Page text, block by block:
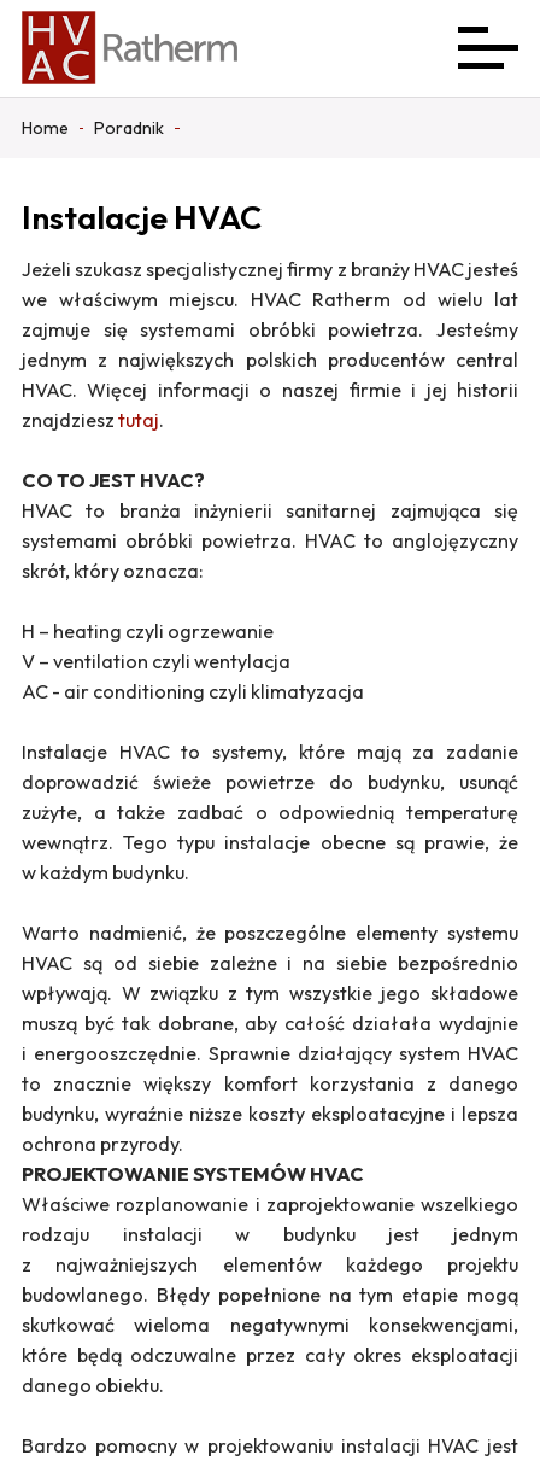
Home Poradnik
Instalacje HVAC
Jeżeli szukasz specjalistycznej firmy z branży HVAC jesteś
we właściwym miejscu. HVAC Ratherm od wielu lat
zajmuje się systemami obróbki powietrza. Jesteśmy
jednym z największych polskich producentów central
HVAC. Więcej informacji o naszej firmie i jej historii
znajdziesz tutaj.
CO TO JEST HVAC?
HVAC to branża inżynierii sanitarnej zajmująca się
systemami obróbki powietrza. HVAC to anglojęzyczny
skrót, który oznacza:
H – heating czyli ogrzewanie
V – ventilation czyli wentylacja
AC - air conditioning czyli klimatyzacja
Instalacje HVAC to systemy, które mają za zadanie
doprowadzić świeże powietrze do budynku, usunąć
zużyte, a także zadbać o odpowiednią temperaturę
wewnątrz. Tego typu instalacje obecne są prawie, że
w każdym budynku.
Warto nadmienić, że poszczególne elementy systemu
HVAC są od siebie zależne i na siebie bezpośrednio
wpływają. W związku z tym wszystkie jego składowe
muszą być tak dobrane, aby całość działała wydajnie
i energooszczędnie. Sprawnie działający system HVAC
to znacznie większy komfort korzystania z danego
budynku, wyraźnie niższe koszty eksploatacyjne i lepsza
ochrona przyrody.
PROJEKTOWANIE SYSTEMÓW HVAC
Właściwe rozplanowanie i zaprojektowanie wszelkiego
rodzaju instalacji w budynku jest jednym
z najważniejszych elementów każdego projektu
budowlanego. Błędy popełnione na tym etapie mogą
skutkować wieloma negatywnymi konsekwencjami,
które będą odczuwalne przez cały okres eksploatacji
danego obiektu.
Bardzo pomocny w projektowaniu instalacji HVAC jest